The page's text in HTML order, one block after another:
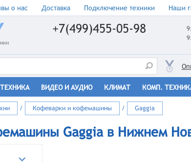
о нас Доставка Подключение техники Наши
+7(499)455-05-98
ВИДЕО И АУДИО КЛИМАТ КОМП.
/ Кофеварки и кофемашины / Gaggia
Gaggia в Нижнем